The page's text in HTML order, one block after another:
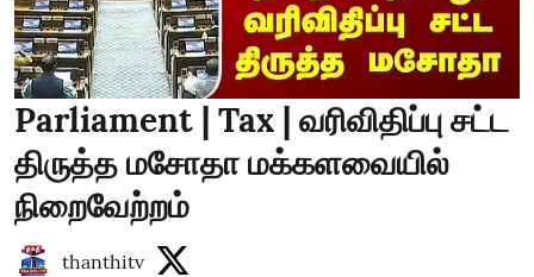
Parliament | Tax | வரிவிதிப்பு சட்ட
திருத்த மசோதா மக்களவையில்
நிறைவேற்றம்
thanthitv